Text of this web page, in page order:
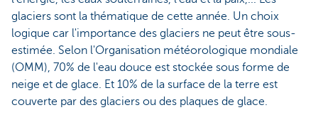
glaciers sont la thématique de cette année. Un choix
logique car l'importance des glaciers ne peut être sous-
estimée. Selon l'Organisation météorologique mondiale
(OMM), 70% de l'eau douce est stockée sous forme de
neige et de glace. Et 10% de la surface de la terre est
couverte par des glaciers ou des plaques de glace.